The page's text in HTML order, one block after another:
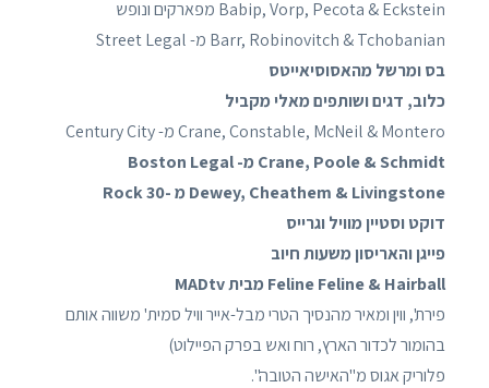
Babip, Vorp, Pecota & Eckstein מפארקים ונופש
Barr, Robinovitch & Tchobanian מ- Street Legal
בס ומרשל מהאסוסיאייטס
כלוב, דגים ושותפים מאלי מקביל
Crane, Constable, McNeil & Montero מ- Century City
Crane, Poole & Schmidt מ- Boston Legal
Dewey, Cheathem & Livingstone מ -30 Rock
דוקט וסטיין מוויל וגרייס
פייגן והאריסון משעות חיוב
Feline Feline & Hairball מבית MADtv
פירת', ווין ומאיר מהנסיך הטרי מבל-אייר וויל סמית' משווה אותם
בהומור לכדור הארץ, רוח ואש בפרק הפיילוט)
פלוריק אגוס מ"האישה הטובה".